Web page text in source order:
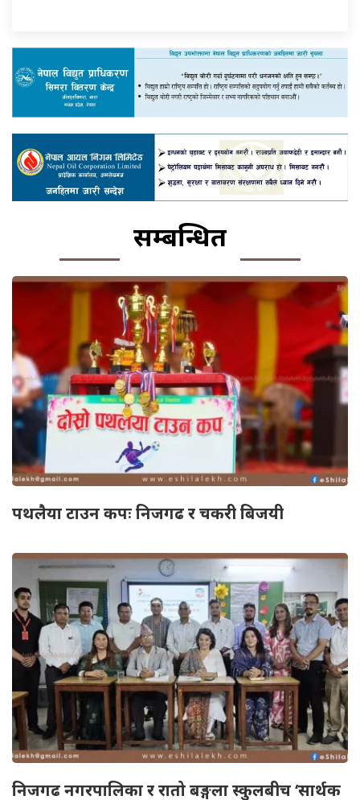
सम्बन्धित
पथलैया टाउन कपः निजगढ र चकरी बिजयी
निजगढ नगरपालिका र रातो बङ्गला स्कुलबीच ‘सार्थक